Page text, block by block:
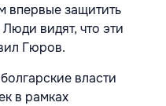
впервые защитить
видят, что эти
Гюров.
власти
в рамках